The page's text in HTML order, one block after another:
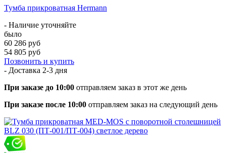
Тумба прикроватная Hermann
- Наличие уточняйте
было
60 286 руб
54 805 руб
Позвонить и купить
- Доставка 2-3 дня
При заказе до 10:00 отправляем заказ в этот же день
При заказе после 10:00 отправляем заказ на следующий день